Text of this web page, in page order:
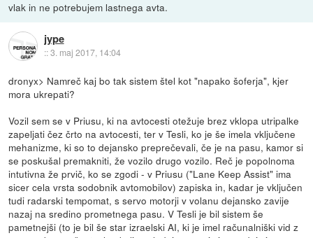
vlak in ne potrebujem lastnega avta.
jype
::3. maj 2017, 14:04
dronyx> Namreč kaj bo tak sistem štel kot "napako šoferja", kjer
mora ukrepati?
Vozil sem se v Priusu, ki na avtocesti otežuje brez vklopa utripalke
zapeljati čez črto na avtocesti, ter v Tesli, ko je še imela vključene
mehanizme, ki so to dejansko preprečevali, če je na pasu, kamor si
se poskušal premakniti, že vozilo drugo vozilo. Reč je popolnoma
intutivna že prvič, ko se zgodi - v Priusu ("Lane Keep Assist" ima
sicer cela vrsta sodobnik avtomobilov) zapiska in, kadar je vključen
tudi radarski tempomat, s servo motorji v volanu dejansko zavije
nazaj na sredino prometnega pasu. V Tesli je bil sistem še
pametnejši (to je bil še star izraelski AI, ki je imel računalniški vid z